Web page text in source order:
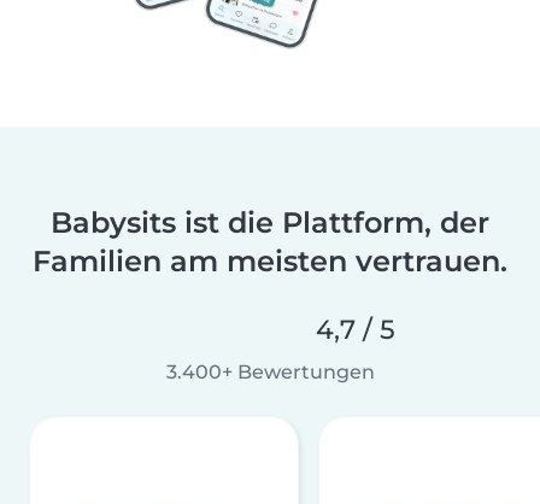
Babysits ist die Plattform, der
Familien am meisten vertrauen.
4,7 / 5
3.400+ Bewertungen